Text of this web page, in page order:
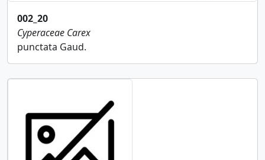
002_20
Cyperaceae Carex
punctata Gaud.